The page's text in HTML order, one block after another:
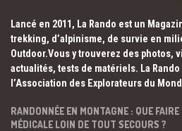
Lancé en 2011, La Rando est un
trekking, d’alpinisme, de survie en
Outdoor.Vous y trouverez des photos,
actualités, tests de matériels. La Rando
l’Association des Explorateurs du
RANDONNÉE EN MONTAGNE : QUE FAIRE
MÉDICALE LOIN DE TOUT SECOURS ?